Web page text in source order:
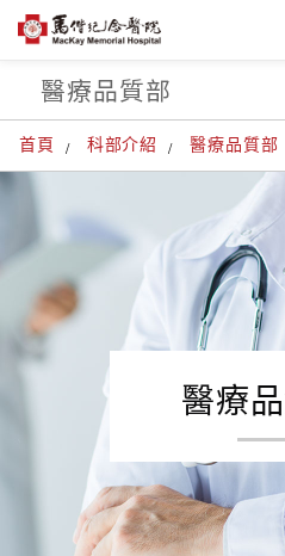
首頁 科部介紹 醫療品質部
醫療
醫療品質部